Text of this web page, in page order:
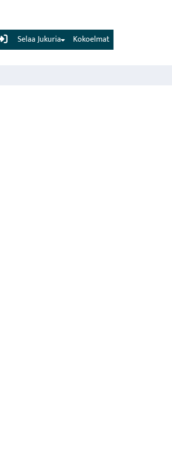
(current) Kokoelmat
Selaa Jukuria